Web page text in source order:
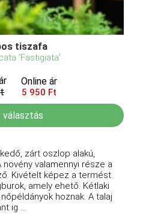
tiszafa
'Fastigiata'
Online ár
5 950 Ft
zárt oszlop alakú,
valamennyi része a
Kivételt képez a termést
amely ehető. Kétlaki
hoznak. A talaj
ig ...